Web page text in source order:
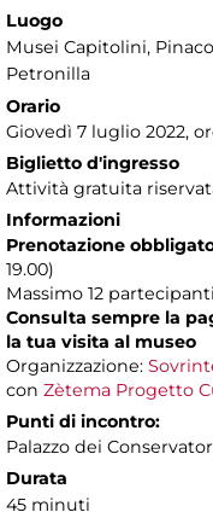
Luogo
Musei Capitolini,
Petronilla
Orario
Giovedì 7 luglio 2022,
Biglietto d'ingresso
Attività gratuita
Informazioni
Prenotazione
19.00)
Massimo 12 partecipanti
Consulta sempre la
la tua visita al museo
Organizzazione:
con Zètema Progetto
Punti di incontro:
Palazzo dei
Durata
45 minuti